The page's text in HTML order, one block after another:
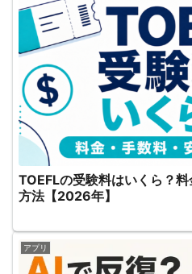
TOEFLの受験料はいくら？
方法【2026年】
アプリ